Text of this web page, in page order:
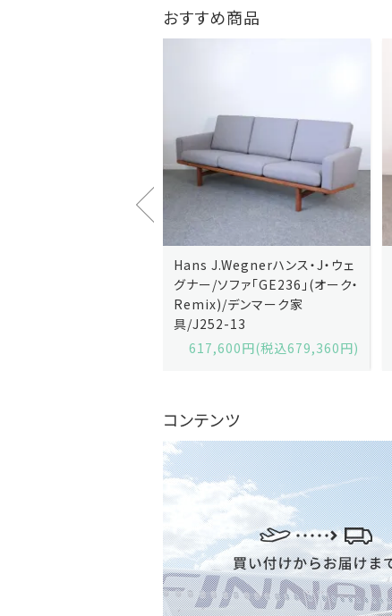
おすすめ商品
Hans J.Wegnerハンス・J・ウェ
グナー/ソファ「GE235」(オーク/
ハリンダル・RE)/デンマーク家
具/J258-2
629,200円(税込692,120円)
コンテンツ